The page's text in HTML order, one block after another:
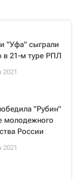
"Уфа" сыграли
в 21-м туре РПЛ
2021
"Рубин"
молодежного
России
2021